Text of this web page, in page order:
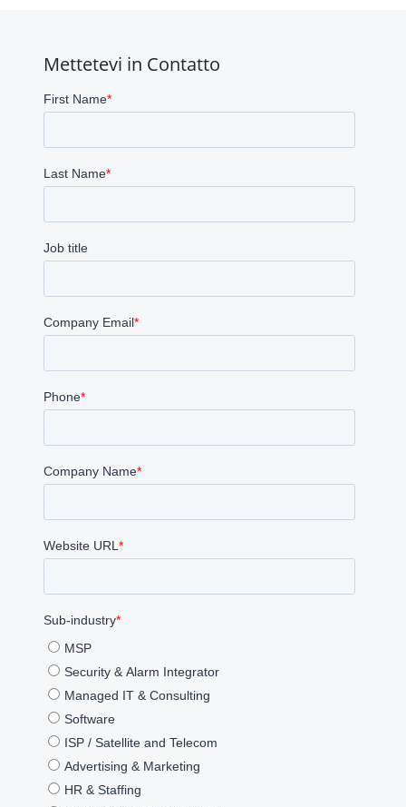
Mettetevi in Contatto